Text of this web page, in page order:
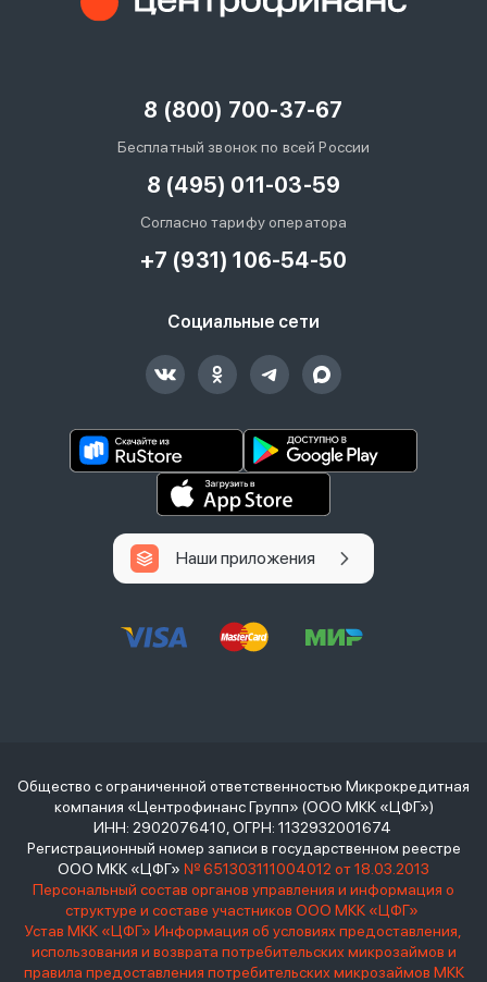
8 (800) 700-37-67
Бесплатный звонок по всей России
8 (495) 011-03-59
Согласно тарифу оператора
+7 (931) 106-54-50
Социальные сети
Наши приложения
Общество с ограниченной ответственностью Микрокредитная
компания «Центрофинанс Групп» (ООО МКК «ЦФГ»)
ИНН: 2902076410, ОГРН: 1132932001674
Регистрационный номер записи в государственном реестре
ООО МКК «ЦФГ» № 651303111004012 от 18.03.2013
Персональный состав органов управления и информация о
структуре и составе участников ООО МКК «ЦФГ»
Устав МКК «ЦФГ» Информация об условиях предоставления,
использования и возврата потребительских микрозаймов и
правила предоставления потребительских микрозаймов МКК